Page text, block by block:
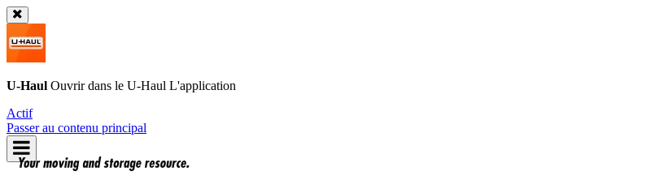
U-Haul Ouvrir dans le U-Haul L'application
Actif
Passer au contenu principal